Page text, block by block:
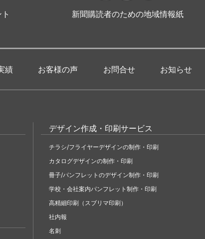
新聞購読者のための地域情報紙
績 お客様の声 お問合せ お知らせ
デザイン作成・印刷サービス
チラシ/フライヤーデザインの制作・印刷
カタログデザインの制作・印刷
冊子/パンフレットのデザイン制作・印刷
学校・会社案内パンフレット制作・印刷
高精細印刷（スブリマ印刷）
社内報
名刺